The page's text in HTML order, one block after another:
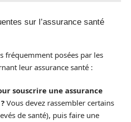
sur l’assurance santé
fréquemment posées par les
leur assurance santé :
souscrire une assurance
Vous devez rassembler certains
de santé), puis faire une